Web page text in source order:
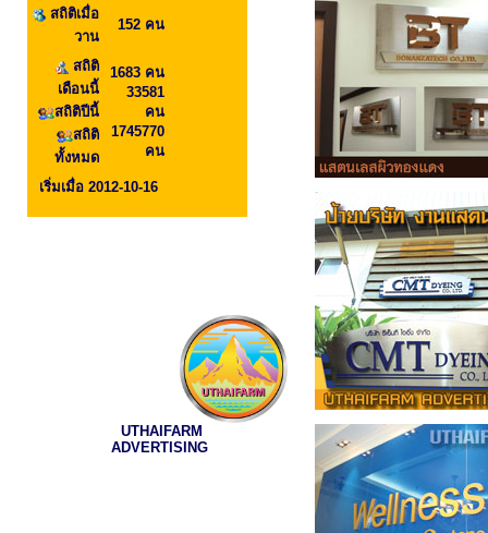
สถิติเมื่อ
วาน
152 คน
สถิติ
เดือนนี้
สถิติปีนี้
สถิติ
ทั้งหมด
1683 คน
33581
คน
1745770
คน
เริ่มเมื่อ 2012-10-16
UTHAIFARM
ADVERTISING